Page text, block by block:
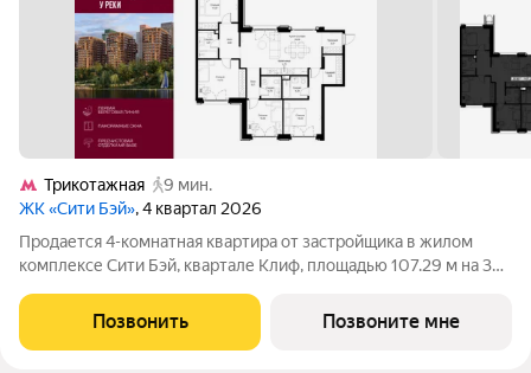
Трикотажная
9 мин.
ЖК «Сити Бэй», 4 квартал 2026
Продается 4-комнатная квартира от застройщика в жилом
комплексе Сити Бэй, квартале Клиф, площадью 107.29 м на 3
пять Клубных домов на первой линии озелененной
набережной Реки Москвы. Со
Позвонить Позвоните мне